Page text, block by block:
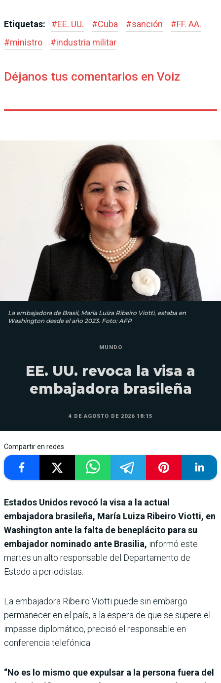
Etiquetas: #EE. UU. #Cuba #sanción #FF. AA.
#ministro #industria militar
Déjanos tus comentarios en Voiz
La embajadora de Brasil, María Luiza Ribeiro Viotti, estaba en
Washington desde el año 2023. Foto: AFP
MUNDO
EE. UU. revoca la visa a
embajadora brasileña
4 DE AGOSTO DE 2026 18:15
Compartir en redes
Estados Unidos revocó la visa a la actual
embajadora brasileña, María Luiza Ribeiro Viotti, en
Washington ante la falta de beneplácito para su
embajador nominado ante Brasilia, informó este
martes un alto responsable del Departamento de
Estado a periodistas.
La embajadora Ribeiro Viotti puede sin embargo
permanecer en el país, a la espera de que se supere el
impasse diplomático, precisó el responsable en
conferencia telefónica.
“No es lo mismo que expulsar a la persona fuera del